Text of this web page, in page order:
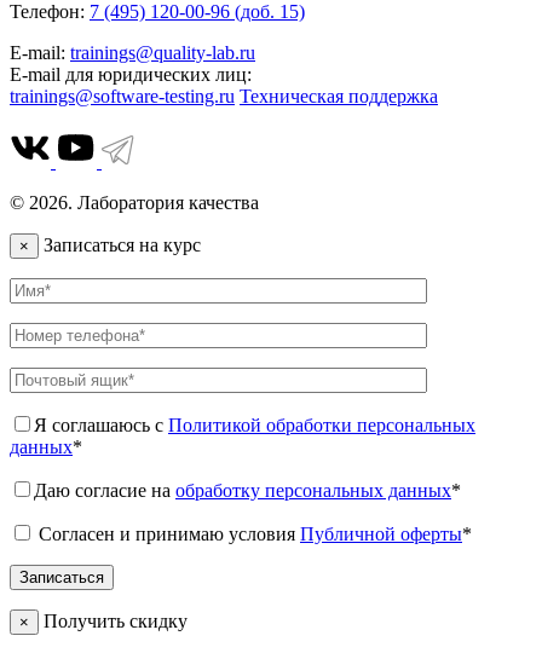
Телефон: 7 (495) 120-00-96 (доб. 15)
E-mail: trainings@quality-lab.ru
E-mail для юридических лиц:
trainings@software-testing.ru Техническая поддержка
© 2026. Лаборатория качества
× Записаться на курс
Я соглашаюсь с Политикой обработки персональных
данных*
Даю согласие на обработку персональных данных*
Согласен и принимаю условия Публичной оферты*
× Получить скидку